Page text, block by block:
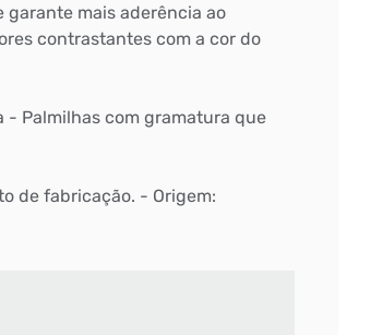
mais aderência ao
contrastantes com a cor do
- Palmilhas com gramatura que
de fabricação. - Origem: